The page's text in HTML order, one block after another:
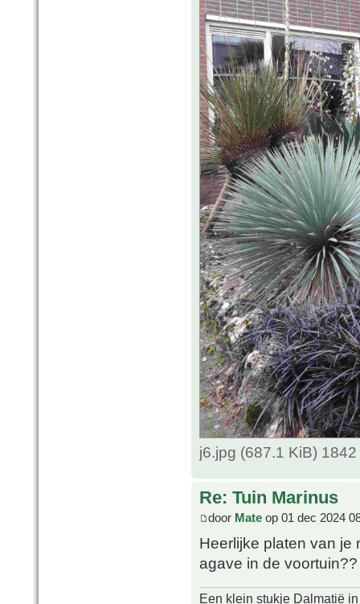
j6.jpg (687.1 KiB)
Re: Tuin Marinus
door Mate op 01 dec 2024
Heerlijke platen van je
agave in de voortuin??
Een klein stukje Dalmatië